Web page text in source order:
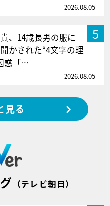
2026.08.05
5
、14歳長男の服に
かされた“4文字の理
惑「…
2026.08.05
見る
（テレビ朝日）